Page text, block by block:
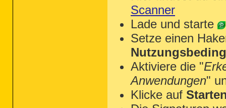
Scanner
Lade und starte
Setze einen
Aktiviere die "
Anwendungen"
Klicke auf